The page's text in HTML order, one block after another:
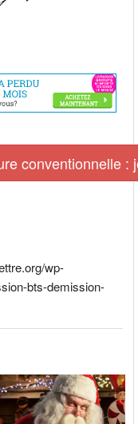
conventionnelle :
wp-
bts-demission-